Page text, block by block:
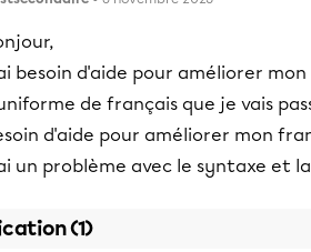
besoin d'aide pour améliorer
de français que je vais
d'aide pour améliorer mon
un problème avec le syntaxe et
(1)